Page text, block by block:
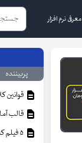
معرفی نرم افزار
پربیننده
قوانین
قالب